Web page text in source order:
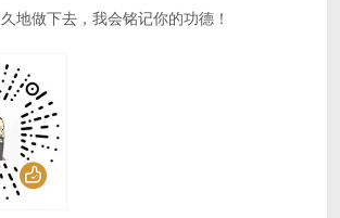
地做下去，我会铭记你的功德！